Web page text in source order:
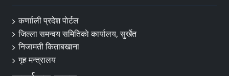
कर्णााली प्रदेश पाेर्टल
जिल्ला समन्वय समितिकाे कार्यालय, सुर्खेत
निजामती किताबखाना
गृह मन्त्रालय